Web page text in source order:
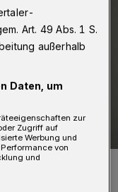
Art. 49 Abs. 1 S.
außerhalb
Daten, um
zur
Zugriff auf
Werbung und
von
und